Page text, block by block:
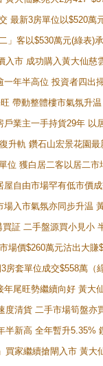
最新3房單位以$520萬
」客以$530萬元(綠表)
市 成功購入黃大仙
年半高位 投資者四
帶動整體樓市氣氛升
業主一手持貨29年 以
升軌 鑽石山宏景花園
位 獲白居二客以居二市
自由市場罕有低市價
入市氣氛亦同步升温
証 二手盤源買小見小
場價$260萬元沽出大賺
房套單位成交$558萬（
尾旺勢繼續向好 黃
清貨 二手市場筍盤
新高 全年暫升5.35%
家繼續搶閘入市 黃